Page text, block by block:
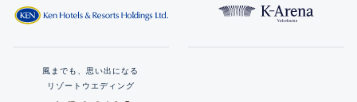
風までも、思い出になる
リゾートウエディング